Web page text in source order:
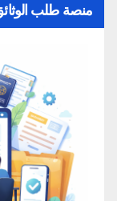
منصة طلب الوثائق